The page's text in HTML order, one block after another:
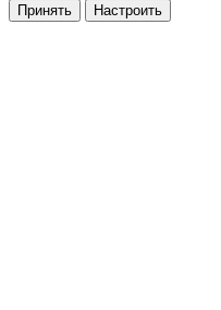
Принять Настроить